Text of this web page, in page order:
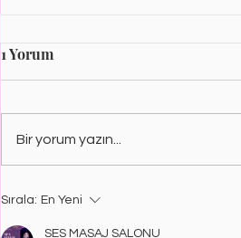
En güzel masaj salonu
SES MASAJ SALONU | izmir masaj
İzmir, Türkiye Alsancak Masaj
Salonu Alsancak...
1 Yorum
Bir yorum yazın...
Sırala: En Yeni
SES MASAJ SALONU